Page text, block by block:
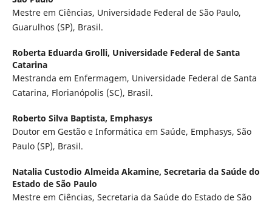
Mestre em Ciências, Universidade Federal de São Paulo,
Guarulhos (SP), Brasil.
Roberta Eduarda Grolli, Universidade Federal de Santa
Catarina
Mestranda em Enfermagem, Universidade Federal de Santa
Catarina, Florianópolis (SC), Brasil.
Roberto Silva Baptista, Emphasys
Doutor em Gestão e Informática em Saúde, Emphasys, São
Paulo (SP), Brasil.
Natalia Custodio Almeida Akamine, Secretaria da Saúde do
Estado de São Paulo
Mestre em Ciências, Secretaria da Saúde do Estado de São